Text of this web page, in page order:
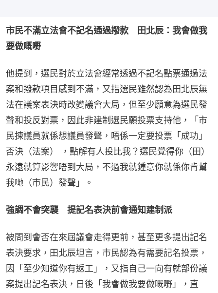
市民不滿立法會不記名通過撥款　田北辰：我會做我
要做嘅嘢
他提到，選民對於立法會經常透過不記名點票通過法
案和撥款項目感到不滿，又指選民雖然認為田北辰無
法在議案表決時改變議會大局，但至少願意為選民發
聲和投反對票，因此非建制選民願投票支持他，「市
民揀議員就係想議員發聲，唔係一定要投票「成功」
否決（法案） ，點解有人投比我？選民覺得你（田）
永遠就算影響唔到大局，不過我就鍾意你就係你肯幫
我哋（市民）發聲」。
強調不會突襲　提記名表決前會通知建制派
被問到會否在來屆議會走得更前，甚至更多提出記名
表決要求，田北辰坦言，市民認為有需要記名投票，
因「至少知道你有返工」，又指自己一向有就部份議
案提出記名表決，日後「我會做我要做嘅嘢」，直